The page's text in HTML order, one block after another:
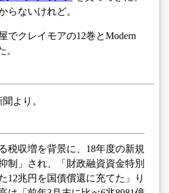
らないけれど。
でクレイモアの12巻とModern
。
より。
税収増を背景に、18年度の新規
制」され、「財政融資資金特別
12兆円を国債償還に充てた」り